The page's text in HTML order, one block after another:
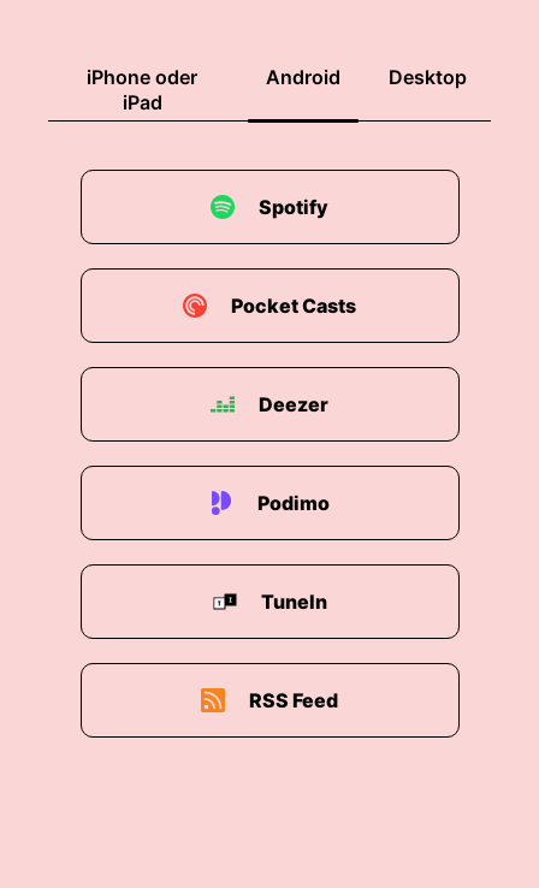
iPhone oder
iPad
Android Desktop
Spotify
Pocket Casts
Deezer
Podimo
TuneIn
RSS Feed